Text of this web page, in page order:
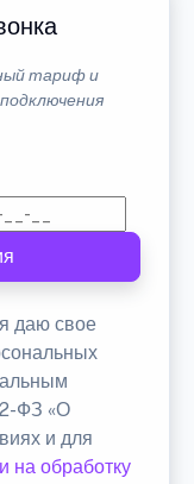
тариф и
даю свое
ФЗ «О
и для
на обработку